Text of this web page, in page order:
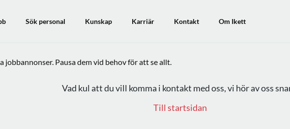
Sök personal Kunskap Karriär Kontakt Om Ikett
jobbannonser. Pausa dem vid behov för att se allt.
Vad kul att du vill komma i kontakt med oss, vi hör av oss
Till startsidan